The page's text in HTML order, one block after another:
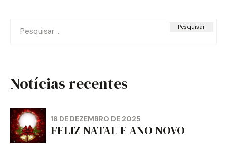
por:
Notícias recentes
18 DE DEZEMBRO DE 2025
FELIZ NATAL E ANO NOVO